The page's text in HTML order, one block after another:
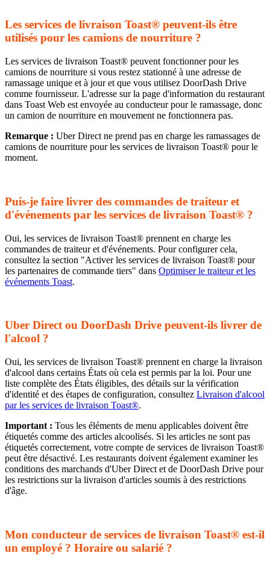
Les services de livraison Toast® peuvent-ils être
utilisés pour les camions de nourriture ?
Les services de livraison Toast® peuvent fonctionner pour les
camions de nourriture si vous restez stationné à une adresse de
ramassage unique et à jour et que vous utilisez DoorDash Drive
comme fournisseur. L'adresse sur la page d'information du restaurant
dans Toast Web est envoyée au conducteur pour le ramassage, donc
un camion de nourriture en mouvement ne fonctionnera pas.
Remarque : Uber Direct ne prend pas en charge les ramassages de
camions de nourriture pour les services de livraison Toast® pour le
moment.
Puis-je faire livrer des commandes de traiteur et
d'événements par les services de livraison Toast® ?
Oui, les services de livraison Toast® prennent en charge les
commandes de traiteur et d'événements. Pour configurer cela,
consultez la section "Activer les services de livraison Toast® pour
les partenaires de commande tiers" dans Optimiser le traiteur et les
événements Toast.
Uber Direct ou DoorDash Drive peuvent-ils livrer de
l'alcool ?
Oui, les services de livraison Toast® prennent en charge la livraison
d'alcool dans certains États où cela est permis par la loi. Pour une
liste complète des États éligibles, des détails sur la vérification
d'identité et des étapes de configuration, consultez Livraison d'alcool
par les services de livraison Toast®.
Important : Tous les éléments de menu applicables doivent être
étiquetés comme des articles alcoolisés. Si les articles ne sont pas
étiquetés correctement, votre compte de services de livraison Toast®
peut être désactivé. Les restaurants doivent également examiner les
conditions des marchands d'Uber Direct et de DoorDash Drive pour
les restrictions sur la livraison d'articles soumis à des restrictions
d'âge.
Mon conducteur de services de livraison Toast® est-il
un employé ? Horaire ou salarié ?